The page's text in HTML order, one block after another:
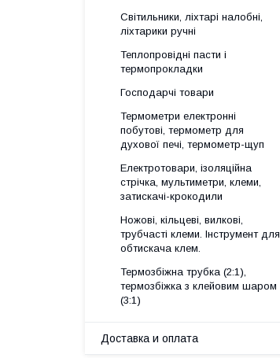
Світильники, ліхтарі налобні,
ліхтарики ручні
Теплопровідні пасти і
термопрокладки
Господарчі товари
Термометри електронні
побутові, термометр для
духової печі, термометр-щуп
Електротовари, ізоляційна
стрічка, мультиметри, клеми,
затискачі-крокодили
Ножові, кільцеві, вилкові,
трубчасті клеми. Інструмент для
обтискача клем.
Термозбіжна трубка (2:1),
термозбіжка з клейовим шаром
(3:1)
Доставка и оплата